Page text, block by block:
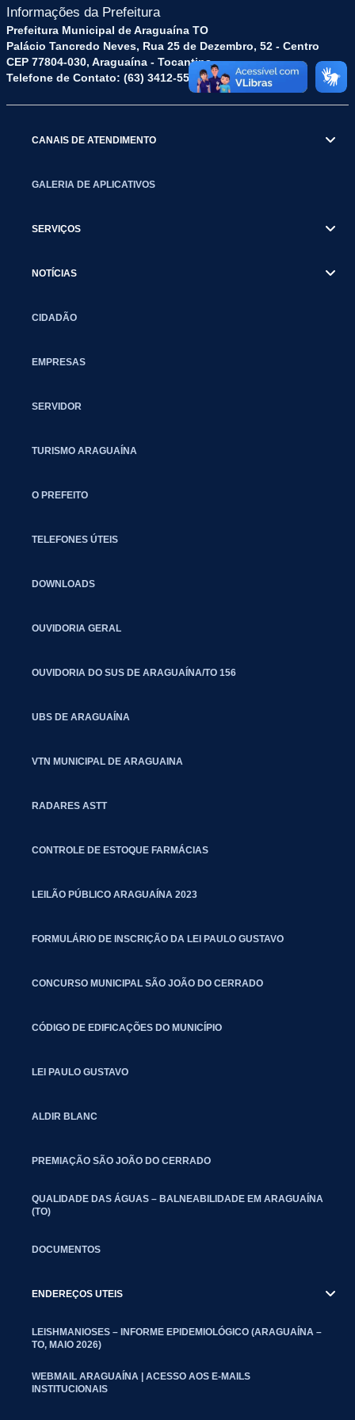
Informações da Prefeitura
Prefeitura Municipal de Araguaína TO
Palácio Tancredo Neves, Rua 25 de Dezembro, 52 - Centro
CEP 77804-030, Araguaína - Tocantins.
Telefone de Contato: (63) 3412-5572
CANAIS DE ATENDIMENTO
GALERIA DE APLICATIVOS
SERVIÇOS
NOTÍCIAS
CIDADÃO
EMPRESAS
SERVIDOR
TURISMO ARAGUAÍNA
O PREFEITO
TELEFONES ÚTEIS
DOWNLOADS
OUVIDORIA GERAL
OUVIDORIA DO SUS DE ARAGUAÍNA/TO 156
UBS DE ARAGUAÍNA
VTN MUNICIPAL DE ARAGUAINA
RADARES ASTT
CONTROLE DE ESTOQUE FARMÁCIAS
LEILÃO PÚBLICO ARAGUAÍNA 2023
FORMULÁRIO DE INSCRIÇÃO DA LEI PAULO GUSTAVO
CONCURSO MUNICIPAL SÃO JOÃO DO CERRADO
CÓDIGO DE EDIFICAÇÕES DO MUNICÍPIO
LEI PAULO GUSTAVO
ALDIR BLANC
PREMIAÇÃO SÃO JOÃO DO CERRADO
QUALIDADE DAS ÁGUAS – BALNEABILIDADE EM ARAGUAÍNA
(TO)
DOCUMENTOS
ENDEREÇOS UTEIS
LEISHMANIOSES – INFORME EPIDEMIOLÓGICO (ARAGUAÍNA –
TO, MAIO 2026)
WEBMAIL ARAGUAÍNA | ACESSO AOS E-MAILS
INSTITUCIONAIS